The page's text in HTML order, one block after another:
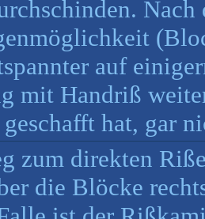
auf
mit Handriß
geschafft hat, gar
zum direkten
die Blöcke